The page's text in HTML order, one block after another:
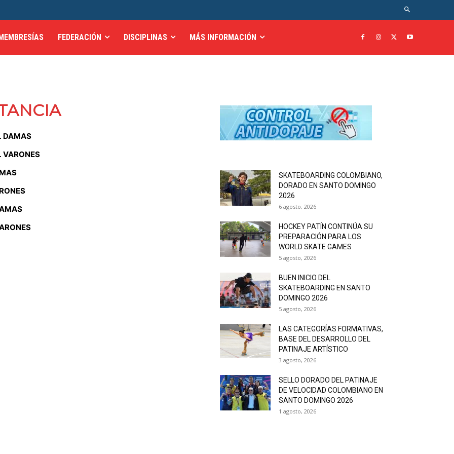
FEDERACIÓN DISCIPLINAS MÁS INFORMACIÓN
DAMAS
VARONES
SKATEBOARDING COLOMBIANO,
DORADO EN SANTO DOMINGO
2026
6 agosto, 2026
HOCKEY PATÍN CONTINÚA SU
PREPARACIÓN PARA LOS
WORLD SKATE GAMES
5 agosto, 2026
BUEN INICIO DEL
SKATEBOARDING EN SANTO
DOMINGO 2026
5 agosto, 2026
LAS CATEGORÍAS FORMATIVAS,
BASE DEL DESARROLLO DEL
PATINAJE ARTÍSTICO
3 agosto, 2026
SELLO DORADO DEL PATINAJE
DE VELOCIDAD COLOMBIANO EN
SANTO DOMINGO 2026
1 agosto, 2026